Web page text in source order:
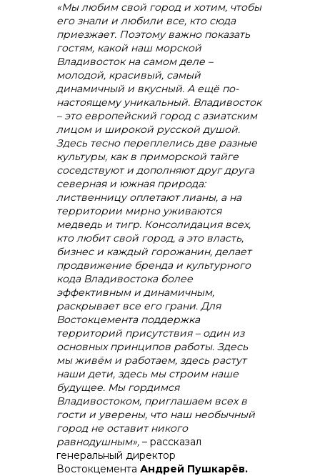
+7 (423) 234 50 50
info@vostokcement.ru
«Мы любим свой город и хотим, чтобы
его знали и любили все, кто сюда
приезжает. Поэтому важно показать
гостям, какой наш морской
Владивосток на самом деле –
молодой, красивый, самый
динамичный и вкусный. А ещё по-
настоящему уникальный. Владивосток
– это европейский город с азиатским
лицом и широкой русской душой.
Здесь тесно переплелись две разные
культуры, как в приморской тайге
соседствуют и дополняют друг друга
северная и южная природа:
лиственницу оплетают лианы, а на
территории мирно уживаются
медведь и тигр. Консолидация всех,
кто любит свой город, а это власть,
бизнес и каждый горожанин, делает
продвижение бренда и культурного
кода Владивостока более
эффективным и динамичным,
раскрывает все его грани. Для
Востокцемента поддержка
территорий присутствия – один из
основных принципов работы. Здесь
мы живём и работаем, здесь растут
наши дети, здесь мы строим наше
будущее. Мы гордимся
Владивостоком, приглашаем всех в
гости и уверены, что наш необычный
город не оставит никого
равнодушным», – рассказал
генеральный директор
Востокцемента Андрей Пушкарёв.